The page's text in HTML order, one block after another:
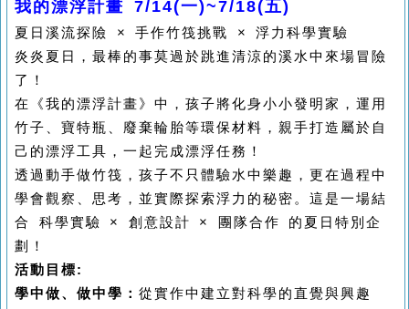
我的漂浮計畫 7/14(一)~7/18(五)
夏日溪流探險 × 手作竹筏挑戰 × 浮力科學實驗
炎炎夏日，最棒的事莫過於跳進清涼的溪水中來場冒險
了！
在《我的漂浮計畫》中，孩子將化身小小發明家，運用
竹子、寶特瓶、廢棄輪胎等環保材料，親手打造屬於自
己的漂浮工具，一起完成漂浮任務！
透過動手做竹筏，孩子不只體驗水中樂趣，更在過程中
學會觀察、思考，並實際探索浮力的秘密。這是一場結
合 科學實驗 × 創意設計 × 團隊合作 的夏日特別企
劃！
活動目標:
學中做、做中學： 從實作中建立對科學的直覺與興趣